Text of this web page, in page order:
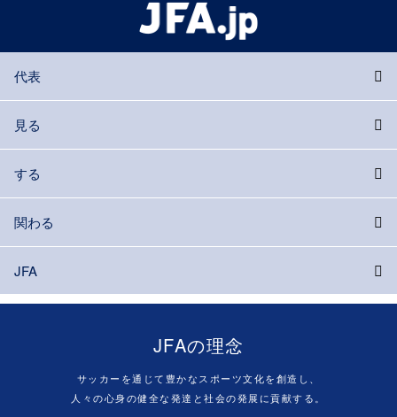
代表
見る
する
関わる
JFA
JFAの理念
サッカーを通じて豊かなスポーツ文化を創造し、
人々の心身の健全な発達と社会の発展に貢献する。